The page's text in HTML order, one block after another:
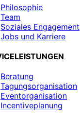
Philosophie
Team
Soziales Engagement
Jobs und Karriere
Beratung
Tagungsorganisation
Eventorganisation
Incentiveplanung